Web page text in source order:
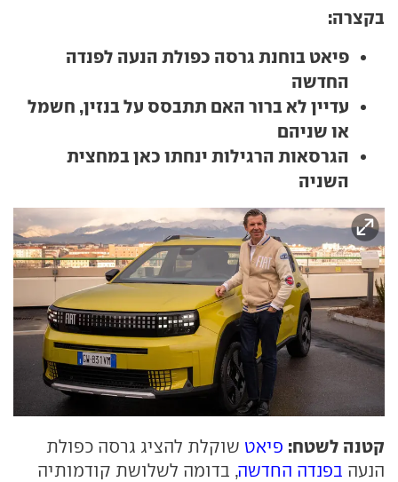
בקצרה:
פיאט בוחנת גרסה כפולת הנעה לפנדה
החדשה
עדיין לא ברור האם תתבסס על בנזין, חשמל
או שניהם
הגרסאות הרגילות ינחתו כאן במחצית
השניה
קטנה לשטח: פיאט שוקלת להציג גרסה כפולת
הנעה בפנדה החדשה, בדומה לשלושת קודמותיה